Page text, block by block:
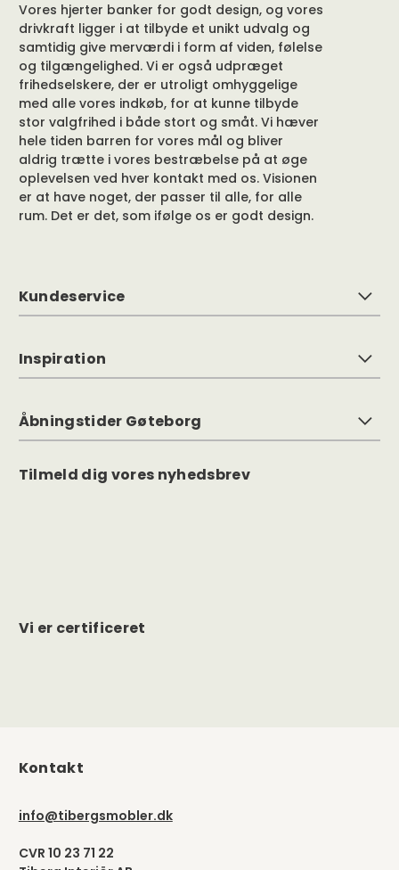
Vores hjerter banker for godt design, og vores
drivkraft ligger i at tilbyde et unikt udvalg og
samtidig give merværdi i form af viden, følelse
og tilgængelighed. Vi er også udpræget
frihedselskere, der er utroligt omhyggelige
med alle vores indkøb, for at kunne tilbyde
stor valgfrihed i både stort og småt. Vi hæver
hele tiden barren for vores mål og bliver
aldrig trætte i vores bestræbelse på at øge
oplevelsen ved hver kontakt med os. Visionen
er at have noget, der passer til alle, for alle
rum. Det er det, som ifølge os er godt design.
Kundeservice
Inspiration
Åbningstider Gøteborg
Tilmeld dig vores nyhedsbrev
Vi er certificeret
Kontakt
info@tibergsmobler.dk
CVR 10 23 71 22